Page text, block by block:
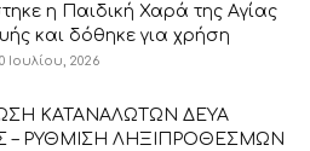
η Παιδική Χαρά της Αγίας
και δόθηκε για χρήση
Ιουλίου, 2026
ΚΑΤΑΝΑΛΩΤΩΝ ΔΕΥΑ
– ΡΥΘΜΙΣΗ ΛΗΞΙΠΡΟΘΕΣΜΩΝ